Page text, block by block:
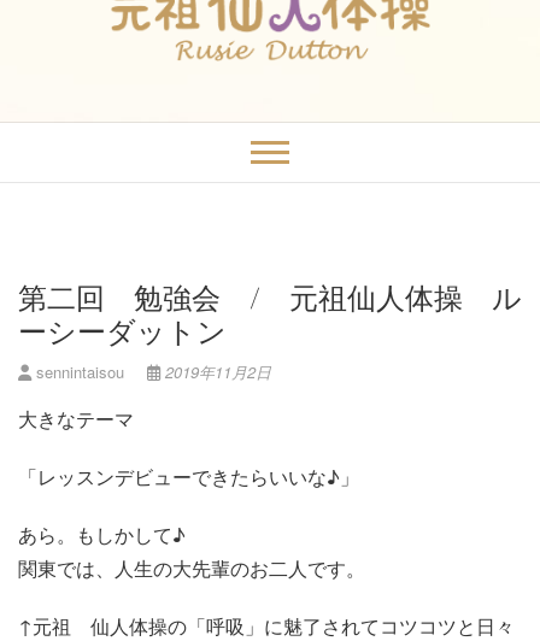
Dutton~
第二回 勉強会 / 元祖仙人体操 ル
ーシーダットン
sennintaisou 2019年11月2日
大きなテーマ
「レッスンデビューできたらいいな♪」
あら。もしかして♪
関東では、人生の大先輩のお二人です。
↑元祖 仙人体操の「呼吸」に魅了されてコツコツと日々